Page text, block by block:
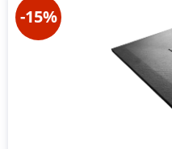
-15%